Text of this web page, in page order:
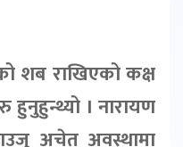
शब राखिएको कक्ष
हुनुहुन्थ्यो । नारायण
अचेत अवस्थामा